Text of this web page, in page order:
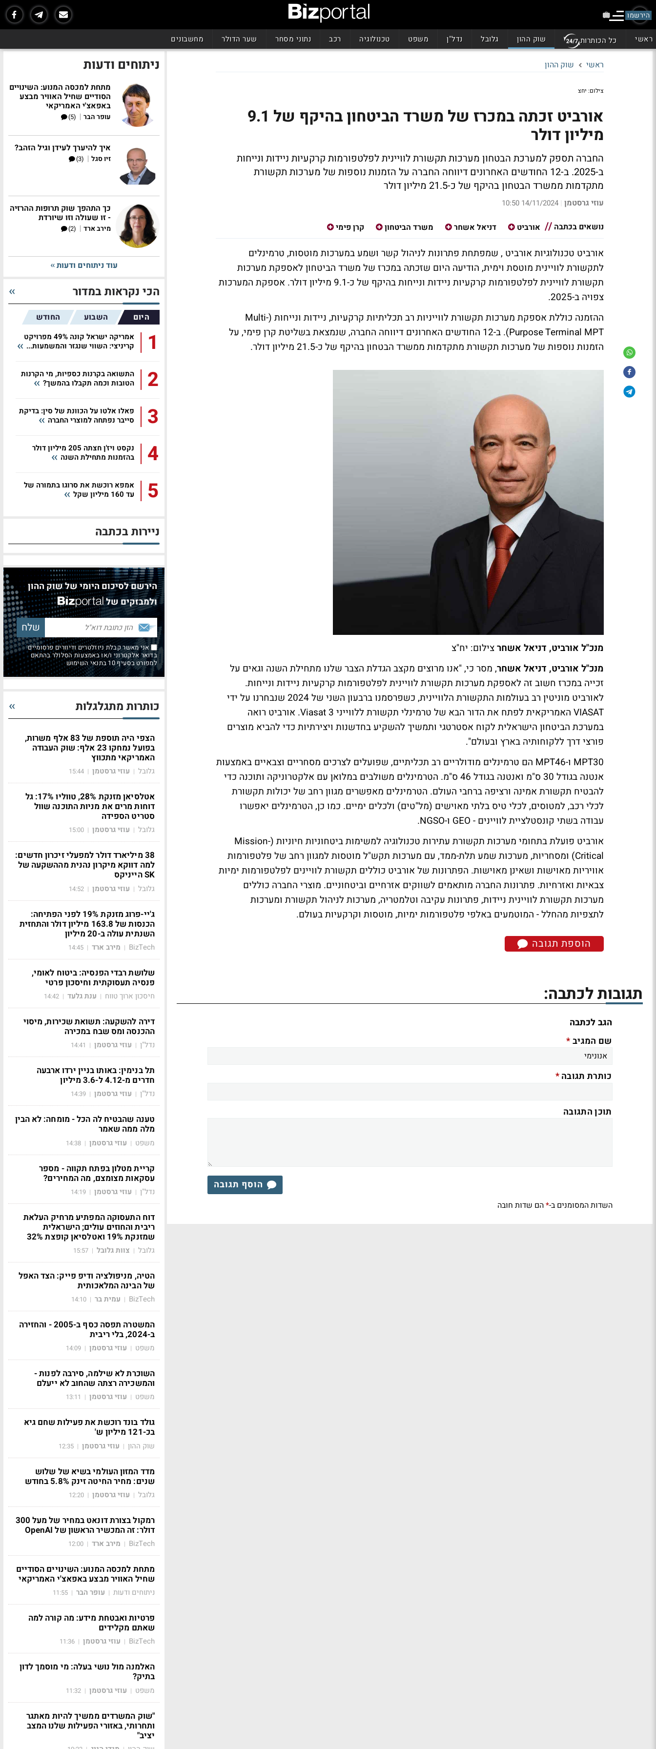
הירשמו
ראשי כל הכותרות שוק ההון גלובל נדל"ן משפט טכנולוגיה רכב נתוני מסחר שער הדולר מחשבונים
ראשי שוק ההון
צילום: יחצ
אורביט זכתה במכרז של משרד הביטחון בהיקף של 9.1
מיליון דולר
החברה תספק למערכת הבטחון מערכות תקשורת לוויינית לפלטפורמות קרקעיות ניידות ונייחות
ב-2025. ב-12 החודשים האחרונים דיווחה החברה על הזמנות נוספות של מערכות תקשורת
מתקדמות ממשרד הבטחון בהיקף של כ-21.5 מיליון דולר
עוזי גרסטמן |
14/11/2024 10:50
נושאים בכתבה אורביט דניאל אשחר משרד הביטחון קרן פימי
אורביט טכנולוגיות אורביט , שמפתחת פתרונות לניהול קשר ושמע במערכות מוטסות, טרמינלים
לתקשורת לוויינית מוטסת וימית, הודיעה היום שזכתה במכרז של משרד הביטחון לאספקת מערכות
תקשורת לוויינית לפלטפורמות קרקעיות ניידות ונייחות בהיקף של כ-9.1 מיליון דולר. אספקת המערכות
צפויה ב-2025.
ההזמנה כוללת אספקת מערכות תקשורת לווייניות רב תכליתיות קרקעיות, ניידות ונייחות (Multi-
Purpose Terminal MPT). ב-12 החודשים האחרונים דיווחה החברה, שנמצאת בשליטת קרן פימי, על
הזמנות נוספות של מערכות תקשורת מתקדמות ממשרד הבטחון בהיקף של כ-21.5 מיליון דולר.
מנכ"ל אורביט, דניאל אשחרצילום: יח"צ
מנכ"ל אורביט, דניאל אשחר, מסר כי, "אנו מרוצים מקצב הגדלת הצבר שלנו מתחילת השנה וגאים על
זכייה במכרז חשוב זה לאספקת מערכות תקשורת לוויינית לפלטפורמות קרקעיות ניידות ונייחות.
לאורביט מוניטין רב בעולמות התקשורת הלוויינית, כשפרסמנו ברבעון השני של 2024 שנבחרנו על ידי
VIASAT האמריקאית לפתח את הדור הבא של טרמינלי תקשורת ללווייני Viasat 3. אורביט רואה
במערכת הביטחון הישראלית לקוח אסטרטגי ותמשיך להשקיע בחדשנות ויצירתיות כדי להביא מוצרים
פורצי דרך ללקוחותיה בארץ ובעולם".
MPT30 ו-MPT46 הם טרמינלים מודולריים רב תכליתיים, שפועלים לצרכים מסחריים וצבאיים באמצעות
אנטנה בגודל 30 ס"מ ואנטנה בגודל 46 ס"מ. הטרמינלים משולבים במלואן עם אלקטרוניקה ותוכנה כדי
להבטיח תקשורת אמינה ורציפה ברחבי העולם. הטרמינלים מאפשרים מגוון רחב של יכולות תקשורת
לכלי רכב, למטוסים, לכלי טיס בלתי מאוישים (מל"טים) ולכלים ימיים. כמו כן, הטרמינלים יאפשרו
עבודה בשתי קונסטלציית לוויינים - GEO ו-NGSO.
אורביט פועלת בתחומי מערכות תקשורת עתירות טכנולוגיה למשימות ביטחוניות חיוניות (Mission-
Critical) ומסחריות, מערכות שמע תלת-ממד, עם מערכות תקש"ל מוטסות למגוון רחב של פלטפורמות
אוויריות מאוישות ושאינן מאוישות. הפתרונות של אורביט כוללים תקשורת לוויינים לפלטפורמות ימיות
צבאיות ואזרחיות. פתרונות החברה מותאמים לשווקים אזרחיים וביטחוניים. מוצרי החברה כוללים
מערכות תקשורת לוויינית ניידות, פתרונות עקיבה וטלמטריה, מערכות לניהול תקשורת ומערכות
לתצפיות מהחלל - המוטמעים באלפי פלטפורמות ימיות, מוטסות וקרקעיות בעולם.
הוספת תגובה
תגובות לכתבה:
הגב לכתבה
שם המגיב*
כותרת תגובה*
תוכן התגובה
הוסף תגובה
השדות המסומנים ב-*הם שדות חובה
ניתוחים ודעות
מתחת למכסה המנוע: השינויים
הסודיים שחיל האוויר מבצע
באפאצ'י האמריקאי
עופר הבר |
(5)
איך להיערך לעידן וגיל הזהב?
זיו סגל |
(3)
כך התהפך שוק תרופות ההרזיה
- זו שעולה וזו שיורדת
מירב ארד |
(2)
עוד ניתוחים ודעות
הכי נקראות במדור
היום השבוע החודש
1
אמריקה ישראל קונה 49% מפרויקט
קריניצי: השווי שנגזר והמשמעות...
2
התשואה בקרנות כספיות, מי הקרנות
הטובות וכמה תקבלו בהמשך?
3
פאלו אלטו על הכוונת של סין: בדיקת
סייבר נפתחה למוצרי החברה
4
נקסט ויז'ן חצתה 205 מיליון דולר
בהזמנות מתחילת השנה
5
אמפא רוכשת את סרוגו בתמורה של
עד 160 מיליון שקל
ניירות בכתבה
הירשם לסיכום היומי של שוק ההון
ולמבזקים של
אני מאשר קבלת ניוזלטרים ודיוורים פרסומיים
בדואר אלקטרוני ו/או באמצעות הסלולר בהתאם
למפורט בסעיף 10 בתנאי השימוש
כותרות מתגלגלות
הצפי היה תוספת של 83 אלף משרות,
בפועל נמחקו 23 אלף: שוק העבודה
האמריקאי מתכווץ
גלובל | עוזי גרסטמן |
15:44
אטלסיאן מזנקת 28%, טווליו 17%: גל
דוחות מרים את מניות התוכנה שוול
סטריט הספידה
גלובל | עוזי גרסטמן |
15:00
38 מיליארד דולר למפעלי זיכרון חדשים:
למה דווקא מיקרון נהנית מההשקעה של
SK הייניקס
גלובל | עוזי גרסטמן |
14:52
ג'יי-פרוג מזנקת 19% לפני הפתיחה:
הכנסות של 163.8 מיליון דולר והתחזית
השנתית עולה ב-20 מיליון
BizTech
| מירב ארד |
14:45
שלושת רבדי הפנסיה: ביטוח לאומי,
פנסיה תעסוקתית וחיסכון פרטי
חיסכון ארוך טווח | ענת גלעד |
14:42
דירה להשקעה: תשואת שכירות, מיסוי
ההכנסה ומס שבח במכירה
נדל"ן | עוזי גרסטמן |
14:41
תל בנימין: באותו בניין ירדו ארבעה
חדרים מ-4.12 ל-3.6 מיליון
נדל"ן | עוזי גרסטמן |
14:39
טענה שהבטיח לה הכל - מומחה: לא הבין
מלה ממה שאמר
משפט | עוזי גרסטמן |
14:38
קריית מטלון בפתח תקווה - מספר
עסקאות מצומצם, מה המחירים?
נדל"ן | עוזי גרסטמן |
14:19
דוח התעסוקה המפתיע מרחיק העלאת
ריבית והחוזים עולים; הישראלית
שמזנקת 19% ואטלסיאן קופצת 32%
גלובל | צוות גלובל |
15:57
הטיה, מניפולציה ודיפ פייק: הצד האפל
של הבינה המלאכותית
BizTech
| עמית בר |
14:10
המשטרה תפסה כסף ב-2005 - והחזירה
ב-2024, בלי ריבית
משפט | עוזי גרסטמן |
14:09
השוכרת לא שילמה, סירבה לפנות -
והמשכירה רצתה שהחוב לא ייעלם
משפט | עוזי גרסטמן |
13:11
גולד בונד רוכשת את פעילות שחם גיא
בכ-121 מיליון ש'
שוק ההון | עוזי גרסטמן |
12:35
מדד המזון העולמי בשיא של שלוש
שנים: מחיר החיטה זינק 5.8% בחודש
גלובל | עוזי גרסטמן |
12:20
רמקול בצורת דונאט במחיר של מעל 300
דולר: זה המכשיר הראשון של OpenAI
BizTech
| מירב ארד |
12:00
מתחת למכסה המנוע: השינויים הסודיים
שחיל האוויר מבצע באפאצ'י האמריקאי
ניתוחים ודעות | עופר הבר |
11:55
פרטיות ואבטחת מידע: מה קורה למה
שאתם מקלידים
BizTech
| עוזי גרסטמן |
11:36
האלמנה מול נושי בעלה: מי מוסמך לדון
בתיק?
משפט | עוזי גרסטמן |
11:32
"שוק המשרדים ממשיך להיות מאתגר
ותחרותי, באזורי הפעילות שלנו המצב
יציב"